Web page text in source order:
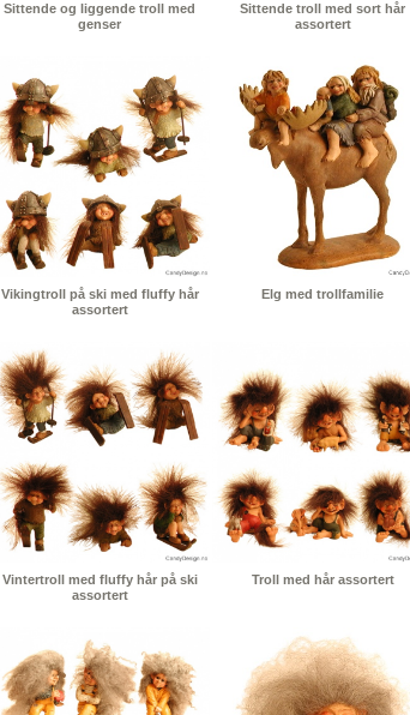
Sittende og liggende troll med
genser
Sittende troll med sort hår
assortert
Vikingtroll på ski med fluffy hår
assortert
Elg med trollfamilie
Vintertroll med fluffy hår på ski
assortert
Troll med hår assortert